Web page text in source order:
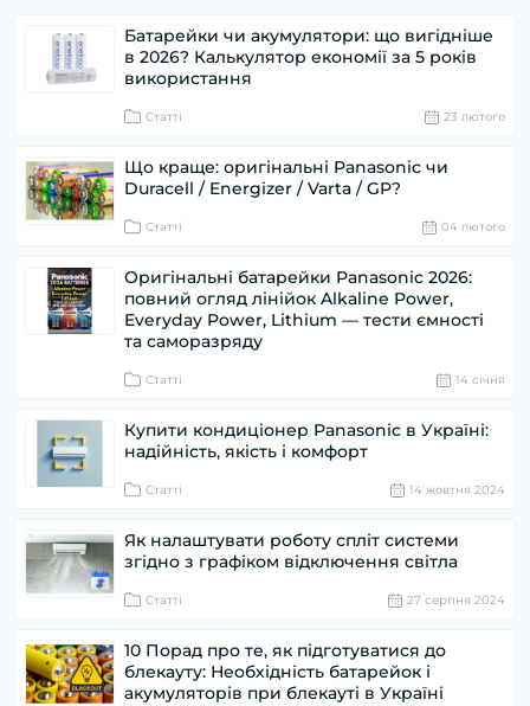
Батарейки чи акумулятори: що вигідніше
в 2026? Калькулятор економії за 5 років
використання
Статті 23 лютого
Що краще: оригінальні Panasonic чи
Duracell / Energizer / Varta / GP?
Статті 04 лютого
Оригінальні батарейки Panasonic 2026:
повний огляд лінійок Alkaline Power,
Everyday Power, Lithium — тести ємності
та саморазряду
Статті 14 cічня
Купити кондиціонер Panasonic в Україні:
надійність, якість і комфорт
Статті 14 жовтня 2024
Як налаштувати роботу спліт системи
згідно з графіком відключення світла
Статті 27 серпня 2024
10 Порад про те, як підготуватися до
блекауту: Необхідність батарейок і
акумуляторів при блекауті в Україні